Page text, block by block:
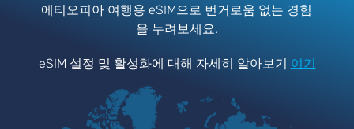
에티오피아 여행용 eSIM으로 번거로움 없는 경험
을 누려보세요.
eSIM 설정 및 활성화에 대해 자세히 알아보기 여기